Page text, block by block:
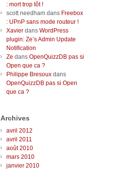
: mort trop tôt !
scott needham dans Freebox
: UPnP sans mode routeur !
Xavier dans WordPress
plugin: Ze’s Admin Update
Notification
Ze dans OpenQuizzDB pas si
Open que ca ?
Philippe Bresoux dans
OpenQuizzDB pas si Open
que ca ?
Archives
avril 2012
avril 2011
août 2010
mars 2010
janvier 2010